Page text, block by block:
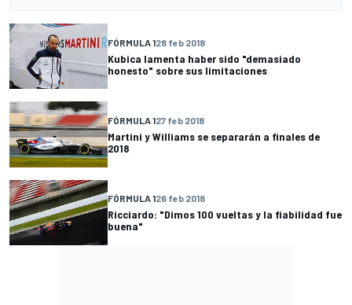
FÓRMULA 128 feb 2018
Kubica lamenta haber sido "demasiado
honesto" sobre sus limitaciones
FÓRMULA 127 feb 2018
Martini y Williams se separarán a finales de
2018
FÓRMULA 126 feb 2018
Ricciardo: "Dimos 100 vueltas y la fiabilidad fue
buena"